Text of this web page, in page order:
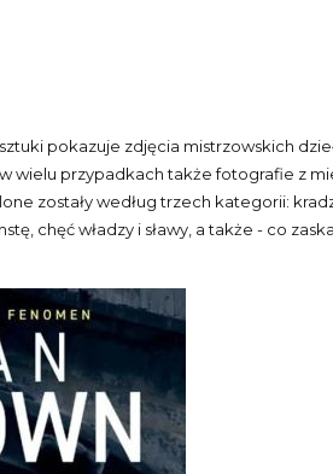
pokazuje zdjęcia mistrzowskich
wielu przypadkach także fotografie z
zostały według trzech kategorii:
chęć władzy i sławy, a także - co